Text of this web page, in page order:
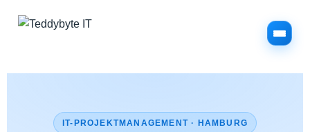
IT-PROJEKTMANAGEMENT · HAMBURG